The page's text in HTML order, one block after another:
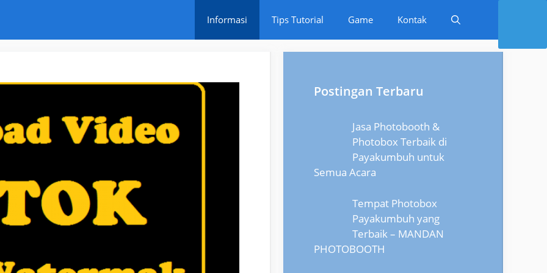
Informasi Tips Tutorial Game Kontak
Postingan Terbaru
Jasa Photobooth &
Photobox Terbaik di
Payakumbuh untuk
Semua Acara
Tempat Photobox
Payakumbuh yang
Terbaik – MANDAN
PHOTOBOOTH